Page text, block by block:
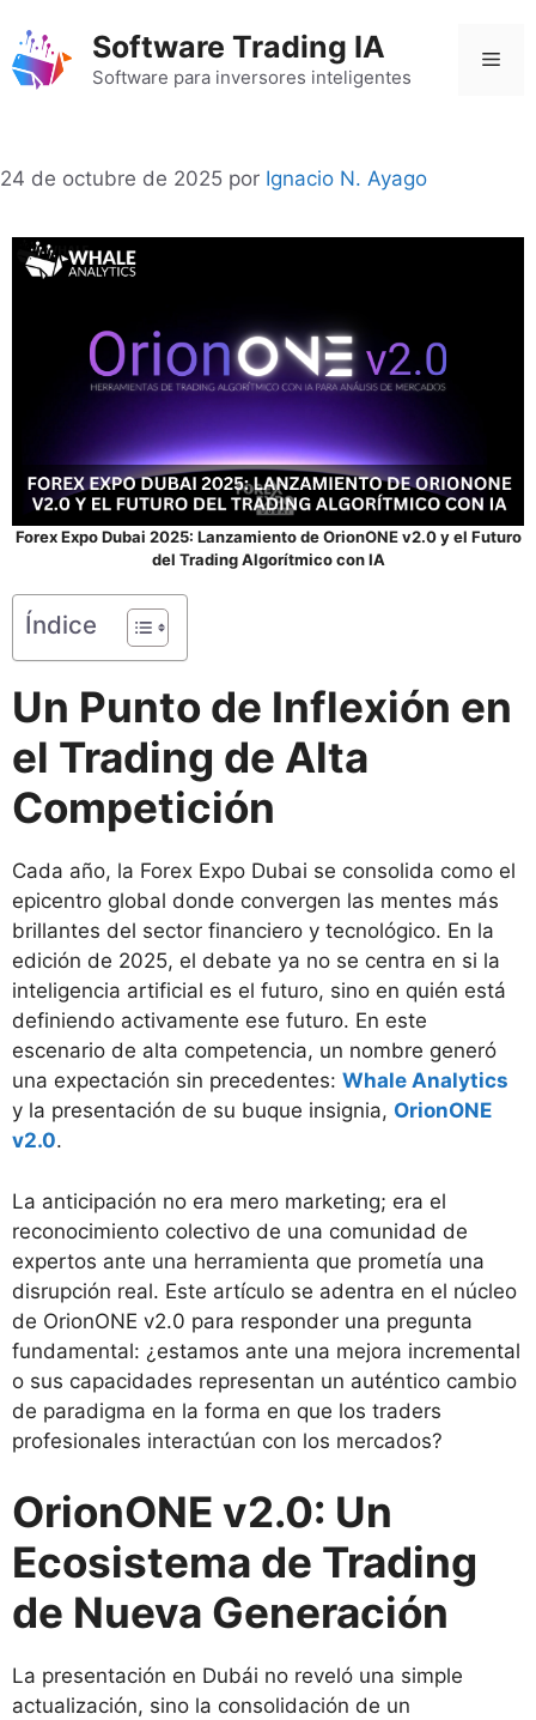
contenido
Software Trading IA
Software para inversores inteligentes
24 de octubre de 2025 por Ignacio N. Ayago
Forex Expo Dubai 2025: Lanzamiento de OrionONE v2.0 y el Futuro
del Trading Algorítmico con IA
Índice
Un Punto de Inflexión en
el Trading de Alta
Competición
Cada año, la Forex Expo Dubai se consolida como el
epicentro global donde convergen las mentes más
brillantes del sector financiero y tecnológico. En la
edición de 2025, el debate ya no se centra en si la
inteligencia artificial es el futuro, sino en quién está
definiendo activamente ese futuro. En este
escenario de alta competencia, un nombre generó
una expectación sin precedentes: Whale Analytics
y la presentación de su buque insignia, OrionONE
v2.0.
La anticipación no era mero marketing; era el
reconocimiento colectivo de una comunidad de
expertos ante una herramienta que prometía una
disrupción real. Este artículo se adentra en el núcleo
de OrionONE v2.0 para responder una pregunta
fundamental: ¿estamos ante una mejora incremental
o sus capacidades representan un auténtico cambio
de paradigma en la forma en que los traders
profesionales interactúan con los mercados?
OrionONE v2.0: Un
Ecosistema de Trading
de Nueva Generación
La presentación en Dubái no reveló una simple
actualización, sino la consolidación de un